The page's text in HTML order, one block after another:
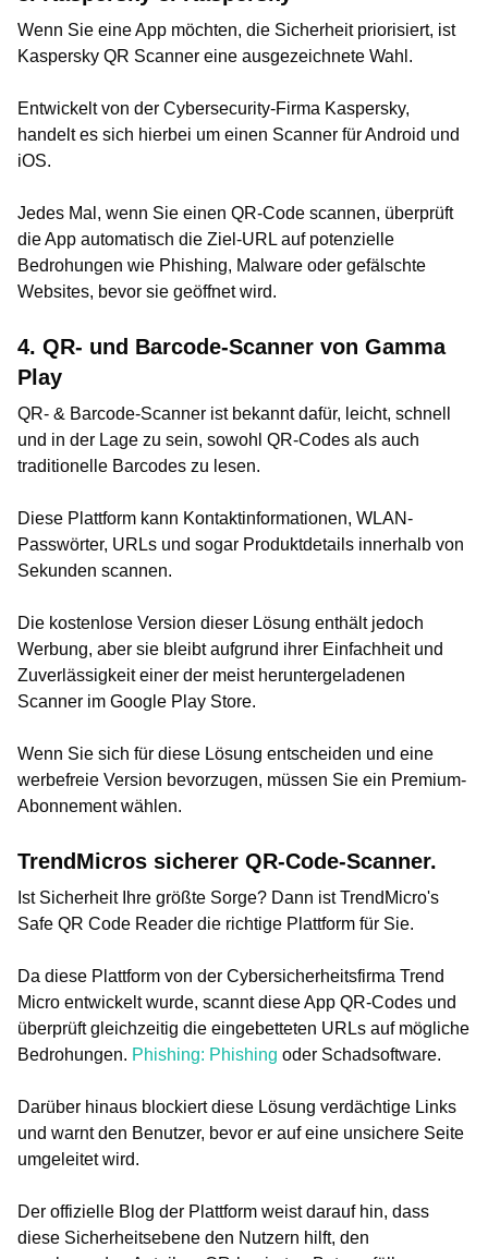
Wenn Sie eine App möchten, die Sicherheit priorisiert, ist
Kaspersky QR Scanner eine ausgezeichnete Wahl.
Entwickelt von der Cybersecurity-Firma Kaspersky,
handelt es sich hierbei um einen Scanner für Android und
iOS.
Jedes Mal, wenn Sie einen QR-Code scannen, überprüft
die App automatisch die Ziel-URL auf potenzielle
Bedrohungen wie Phishing, Malware oder gefälschte
Websites, bevor sie geöffnet wird.
4. QR- und Barcode-Scanner von Gamma
Play
QR- & Barcode-Scanner ist bekannt dafür, leicht, schnell
und in der Lage zu sein, sowohl QR-Codes als auch
traditionelle Barcodes zu lesen.
Diese Plattform kann Kontaktinformationen, WLAN-
Passwörter, URLs und sogar Produktdetails innerhalb von
Sekunden scannen.
Die kostenlose Version dieser Lösung enthält jedoch
Werbung, aber sie bleibt aufgrund ihrer Einfachheit und
Zuverlässigkeit einer der meist heruntergeladenen
Scanner im Google Play Store.
Wenn Sie sich für diese Lösung entscheiden und eine
werbefreie Version bevorzugen, müssen Sie ein Premium-
Abonnement wählen.
TrendMicros sicherer QR-Code-Scanner.
Ist Sicherheit Ihre größte Sorge? Dann ist TrendMicro's
Safe QR Code Reader die richtige Plattform für Sie.
Da diese Plattform von der Cybersicherheitsfirma Trend
Micro entwickelt wurde, scannt diese App QR-Codes und
überprüft gleichzeitig die eingebetteten URLs auf mögliche
Bedrohungen. Phishing: Phishing oder Schadsoftware.
Darüber hinaus blockiert diese Lösung verdächtige Links
und warnt den Benutzer, bevor er auf eine unsichere Seite
umgeleitet wird.
Der offizielle Blog der Plattform weist darauf hin, dass
diese Sicherheitsebene den Nutzern hilft, den